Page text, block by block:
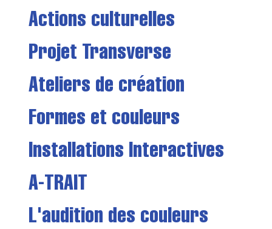
Actions culturelles
Projet Transverse
Ateliers de création
Formes et couleurs
Installations Interactives
A-TRAIT
L'audition des couleurs